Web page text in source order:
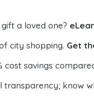
a loved one?
city shopping. Get
cost savings
transparency; know